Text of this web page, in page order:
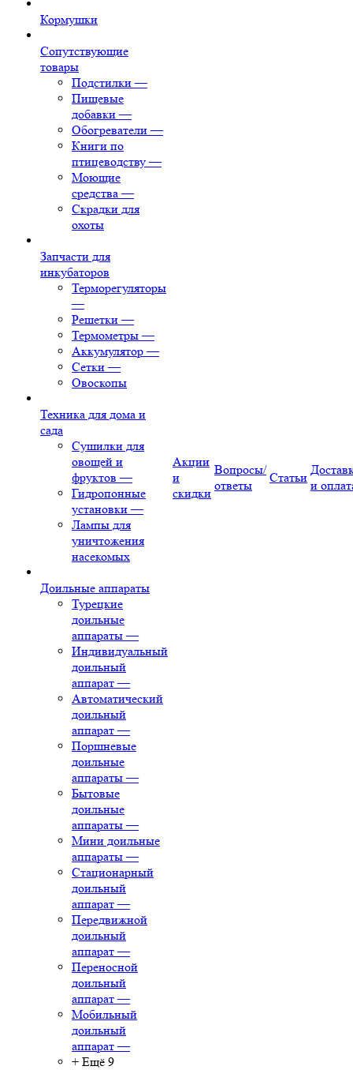
Кормушки
Сопутствующие
товары
Подстилки —
Пищевые
добавки —
Обогреватели —
Книги по
птицеводству —
Моющие
средства —
Скрадки для
охоты
Запчасти для
инкубаторов
Терморегуляторы
—
Решетки —
Термометры —
Аккумулятор —
Сетки —
Овоскопы
Техника для дома и
сада
Сушилки для
овощей и
фруктов —
Гидропонные
установки —
Лампы для
уничтожения
насекомых
Доильные аппараты
Турецкие
доильные
аппараты —
Индивидуальный
доильный
аппарат —
Автоматический
доильный
аппарат —
Поршневые
доильные
аппараты —
Бытовые
доильные
аппараты —
Мини доильные
аппараты —
Стационарный
доильный
аппарат —
Передвижной
доильный
аппарат —
Переносной
доильный
аппарат —
Мобильный
доильный
аппарат —
+ Ещё 9
Акции
и
скидки
Вопросы/
ответы
Статьи
и